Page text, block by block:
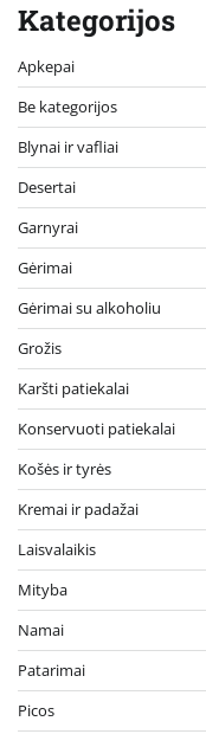
Kategorijos
Apkepai
Be kategorijos
Blynai ir vafliai
Desertai
Garnyrai
Gėrimai
Gėrimai su alkoholiu
Grožis
Karšti patiekalai
Konservuoti patiekalai
Košės ir tyrės
Kremai ir padažai
Laisvalaikis
Mityba
Namai
Patarimai
Picos